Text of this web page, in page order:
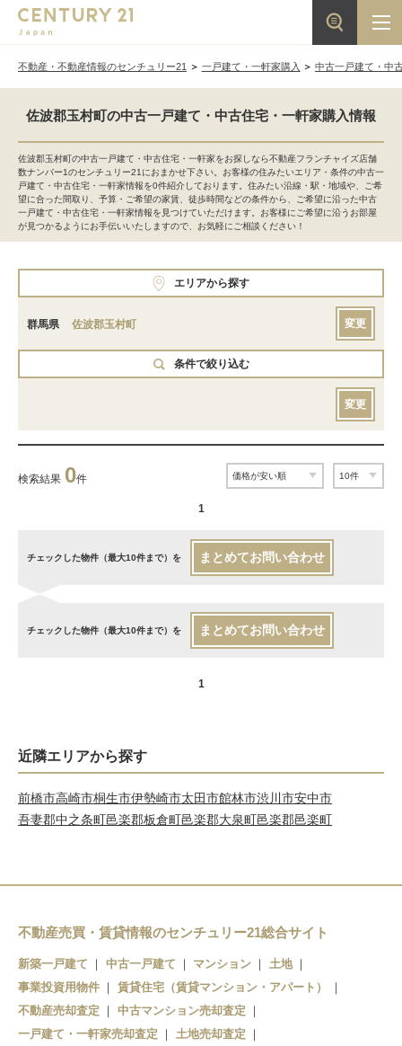
不動産・不動産情報のセンチュリー21 一戸建て・一軒家購入 中古一戸建て・中
佐波郡玉村町の中古一戸建て・中古住宅・一軒家購入情報
佐波郡玉村町の中古一戸建て・中古住宅・一軒家をお探しなら不動産フランチャイズ店舗
数ナンバー1のセンチュリー21におまかせ下さい。お客様の住みたいエリア・条件の中古一
戸建て・中古住宅・一軒家情報を0件紹介しております。住みたい沿線・駅・地域や、ご希
望に合った間取り、予算・ご希望の家賃、徒歩時間などの条件から、ご希望に沿った中古
一戸建て・中古住宅・一軒家情報を見つけていただけます。お客様にご希望に沿うお部屋
が見つかるようにお手伝いいたしますので、お気軽にご相談ください！
エリアから探す
群馬県 佐波郡玉村町 変更
条件で絞り込む
変更
検索結果 0件
1
チェックした物件（最大10件まで）を まとめてお問い合わせ
チェックした物件（最大10件まで）を まとめてお問い合わせ
1
近隣エリアから探す
前橋市高崎市桐生市伊勢崎市太田市館林市渋川市安中市
吾妻郡中之条町邑楽郡板倉町邑楽郡大泉町邑楽郡邑楽町
不動産売買・賃貸情報のセンチュリー21総合サイト
新築一戸建て 中古一戸建て マンション
土地
事業投資用物件
賃貸住宅（賃貸マンション・アパート）
不動産売却査定
中古マンション売却査定
一戸建て・一軒家売却査定
土地売却査定